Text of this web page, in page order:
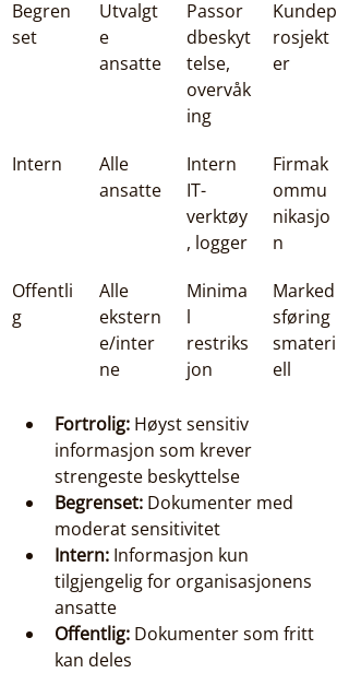
Begren
set
Utvalgt
e
ansatte
Passor
dbeskyt
telse,
overvåk
ing
Kundep
rosjekt
er
Intern
Alle
ansatte
Intern
IT-
verktøy
, logger
Firmak
ommu
nikasjo
n
Offentli
g
Alle
ekstern
e/inter
ne
Minima
l
restriks
jon
Marked
sføring
smateri
ell
Fortrolig: Høyst sensitiv
informasjon som krever
strengeste beskyttelse
Begrenset: Dokumenter med
moderat sensitivitet
Intern: Informasjon kun
tilgjengelig for organisasjonens
ansatte
Offentlig: Dokumenter som fritt
kan deles